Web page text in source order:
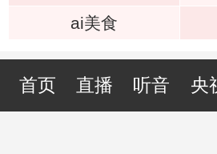
ai美食
首页 直播 听音 央